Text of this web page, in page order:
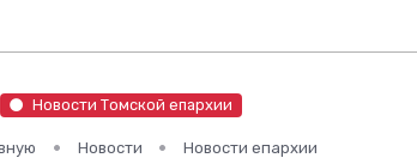
Новости Томской епархии
Новости Новости епархии